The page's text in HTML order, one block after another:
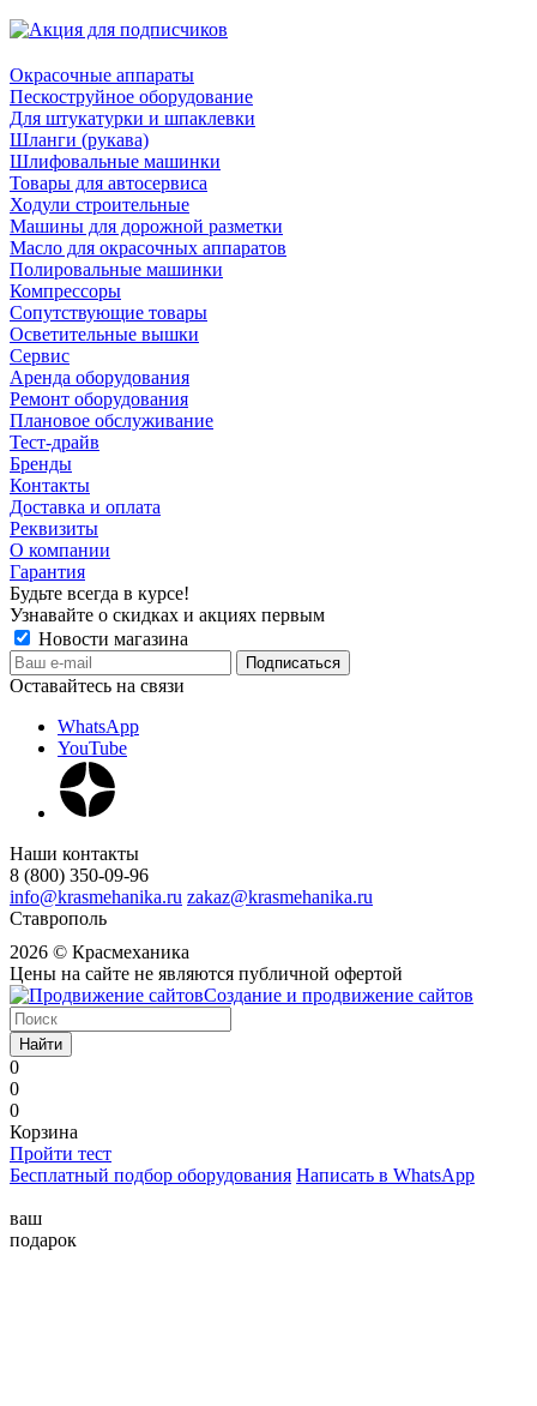
Окрасочные аппараты
Пескоструйное оборудование
Для штукатурки и шпаклевки
Шланги (рукава)
Шлифовальные машинки
Товары для автосервиса
Ходули строительные
Машины для дорожной разметки
Масло для окрасочных аппаратов
Полировальные машинки
Компрессоры
Сопутствующие товары
Осветительные вышки
Сервис
Аренда оборудования
Ремонт оборудования
Плановое обслуживание
Тест-драйв
Бренды
Контакты
Доставка и оплата
Реквизиты
О компании
Гарантия
Будьте всегда в курсе!
Узнавайте о скидках и акциях первым
Новости магазина
Оставайтесь на связи
WhatsApp
YouTube
Наши контакты
8 (800) 350-09-96
info@krasmehanika.ru zakaz@krasmehanika.ru
Ставрополь
2026 © Красмеханика
Цены на сайте не являются публичной офертой
Создание и продвижение сайтов
Найти
0
0
0
Корзина
Пройти тест
Бесплатный подбор оборудования Написать в WhatsApp
ваш
подарок